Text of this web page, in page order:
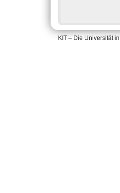
KIT – Die Universität